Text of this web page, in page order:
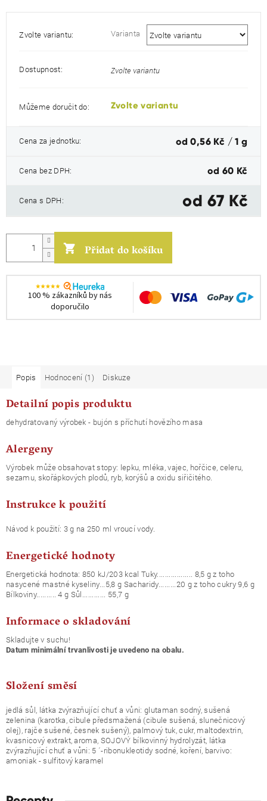
Zvolte variantu: Varianta
Dostupnost: Zvolte variantu
Můžeme doručit do: Zvolte variantu
Cena za jednotku:
Měrná
od 0,56 Kč / 1 g
Cena bez DPH: od 60 Kč
Cena s DPH: od67 Kč
Přidat do košíku
100 % zákazníků by nás
doporučilo
Popis Hodnocení (1) Diskuze
Detailní popis produktu
dehydratovaný výrobek - bujón s příchutí hovězího masa
Alergeny
Výrobek může obsahovat stopy: lepku, mléka, vajec, hořčice, celeru,
sezamu, skořápkových plodů, ryb, korýšů a oxidu siřičitého.
Instrukce k použití
Návod k použití: 3 g na 250 ml vroucí vody.
Energetické hodnoty
Energetická hodnota: 850 kJ/203 kcal Tuky.................. 8,5 g z toho
nasycené mastné kyseliny...5,8 g Sacharidy.........20 g z toho cukry 9,6 g
Bílkoviny.......... 4 g Sůl............ 55,7 g
Informace o skladování
Skladujte v suchu!
Datum minimální trvanlivosti je uvedeno na obalu.
Složení směsí
jedlá sůl, látka zvýrazňující chuť a vůni: glutaman sodný, sušená
zelenina (karotka, cibule předsmažená (cibule sušená, slunečnicový
olej), rajče sušené, česnek sušený), palmový tuk, cukr, maltodextrin,
kvasnicový extrakt, aroma, SOJOVÝ bílkovinný hydrolyzát, látka
zvýrazňující chuť a vůni: 5 ´-ribonukleotidy sodné, koření, barvivo:
amoniak - sulfitový karamel